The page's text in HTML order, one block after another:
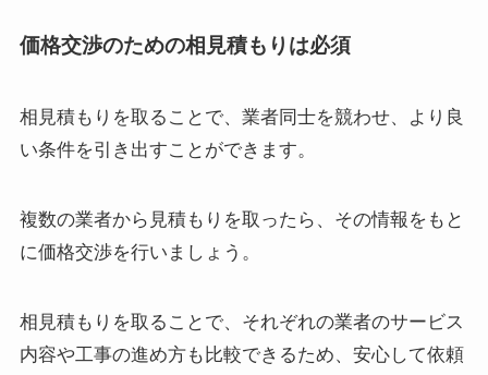
価格交渉のための相見積もりは必須
相見積もりを取ることで、業者同士を競わせ、より良
い条件を引き出すことができます。
複数の業者から見積もりを取ったら、その情報をもと
に価格交渉を行いましょう。
相見積もりを取ることで、それぞれの業者のサービス
内容や工事の進め方も比較できるため、安心して依頼